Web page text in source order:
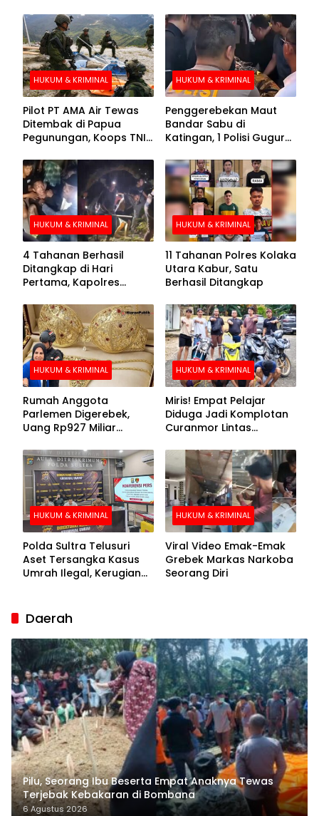
HUKUM & KRIMINAL
Pilot PT AMA Air Tewas
Ditembak di Papua
Pegunungan, Koops TNI
Evakuasi Jenazah
Korban
HUKUM & KRIMINAL
Penggerebekan Maut
Bandar Sabu di
Katingan, 1 Polisi Gugur
HUKUM & KRIMINAL
4 Tahanan Berhasil
Ditangkap di Hari
Pertama, Kapolres
Buronan Segera
Menyerahkan Diri
HUKUM & KRIMINAL
11 Tahanan Polres Kolaka
Utara Kabur, Satu
Berhasil Ditangkap
HUKUM & KRIMINAL
Rumah Anggota
Parlemen Digerebek,
Uang Rp927 Miliar
HUKUM & KRIMINAL
Miris! Empat Pelajar
Diduga Jadi Komplotan
Curanmor Lintas
HUKUM & KRIMINAL
Polda Sultra Telusuri
Aset Tersangka Kasus
Umrah Ilegal, Kerugian
HUKUM & KRIMINAL
Viral Video Emak-Emak
Grebek Markas Narkoba
Seorang Diri
Daerah
Pilu, Seorang Ibu Beserta Empat Anaknya Tewas
Terjebak Kebakaran di Bombana
6 Agustus 2026